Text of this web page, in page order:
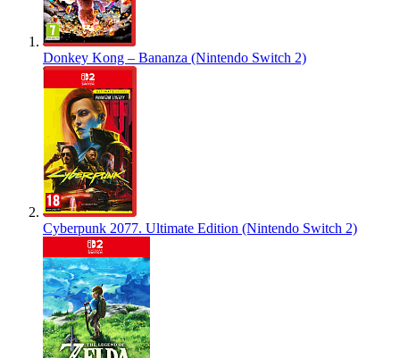
Donkey Kong – Bananza (Nintendo Switch 2)
Cyberpunk 2077. Ultimate Edition (Nintendo Switch 2)